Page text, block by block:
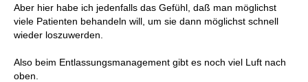
Aber hier habe ich jedenfalls das Gefühl, daß man möglichst
viele Patienten behandeln will, um sie dann möglichst schnell
wieder loszuwerden.
Also beim Entlassungsmanagement gibt es noch viel Luft nach
oben.